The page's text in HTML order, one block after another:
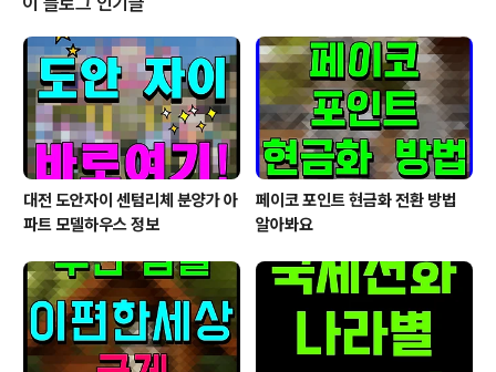
하고 있다. 이번 하도급거래 담당자 대상의 업무 교육 또한
리스크 조치 사항의 일환이다. 추후에는 하도급법 교육 자
료를 제작해 협력업체에 배포, 임직원 뿐만 아니라 이해 관
계자들의 윤리 의식과 준법 정신 고취를 위한 교육까지 지
속적으로 확대해 나갈 예정이다. 2023년에는 하도급..
대전 도안자이 센텀리체 분양가 아
파트 모델하우스 정보
페이코 포인트 현금화 전환 방법
알아봐요